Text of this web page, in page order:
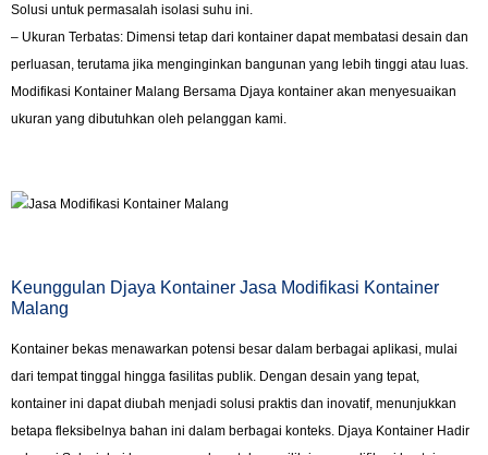
Solusi untuk permasalah isolasi suhu ini.
– Ukuran Terbatas: Dimensi tetap dari kontainer dapat membatasi desain dan
perluasan, terutama jika menginginkan bangunan yang lebih tinggi atau luas.
Modifikasi Kontainer Malang Bersama Djaya kontainer akan menyesuaikan
ukuran yang dibutuhkan oleh pelanggan kami.
Keunggulan Djaya Kontainer Jasa Modifikasi Kontainer
Malang
Kontainer bekas menawarkan potensi besar dalam berbagai aplikasi, mulai
dari tempat tinggal hingga fasilitas publik. Dengan desain yang tepat,
kontainer ini dapat diubah menjadi solusi praktis dan inovatif, menunjukkan
betapa fleksibelnya bahan ini dalam berbagai konteks. Djaya Kontainer Hadir